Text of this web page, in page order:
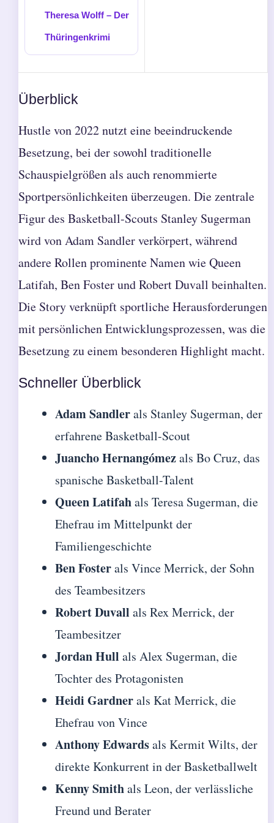
Theresa Wolff – Der
Thüringenkrimi
Überblick
Hustle von 2022 nutzt eine beeindruckende
Besetzung, bei der sowohl traditionelle
Schauspielgrößen als auch renommierte
Sportpersönlichkeiten überzeugen. Die zentrale
Figur des Basketball-Scouts Stanley Sugerman
wird von Adam Sandler verkörpert, während
andere Rollen prominente Namen wie Queen
Latifah, Ben Foster und Robert Duvall beinhalten.
Die Story verknüpft sportliche Herausforderungen
mit persönlichen Entwicklungsprozessen, was die
Besetzung zu einem besonderen Highlight macht.
Schneller Überblick
Adam Sandlerals Stanley Sugerman, der
erfahrene Basketball-Scout
Juancho Hernangómezals Bo Cruz, das
spanische Basketball-Talent
Queen Latifahals Teresa Sugerman, die
Ehefrau im Mittelpunkt der
Familiengeschichte
Ben Fosterals Vince Merrick, der Sohn
des Teambesitzers
Robert Duvall als Rex Merrick, der
Teambesitzer
Jordan Hull als Alex Sugerman, die
Tochter des Protagonisten
Heidi Gardnerals Kat Merrick, die
Ehefrau von Vince
Anthony Edwardsals Kermit Wilts, der
direkte Konkurrent in der Basketballwelt
Kenny Smithals Leon, der verlässliche
Freund und Berater